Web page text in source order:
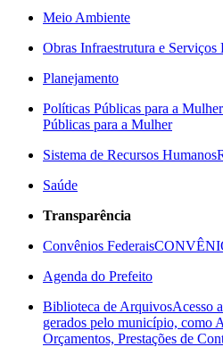
Meio Ambiente
Obras Infraestrutura e Serviços
Planejamento
Políticas Públicas para a Mulher
Públicas para a Mulher
Sistema de Recursos Humanos
Saúde
Transparência
Convênios Federais
Agenda do Prefeito
Biblioteca de ArquivosAcesso
gerados pelo município, como
Orçamentos, Prestações de